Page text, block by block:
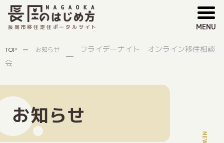
長岡市移住定住ポータルサイト MENU
TOP お知らせ
フライデーナイト オンライン移住相談
会
お知らせ